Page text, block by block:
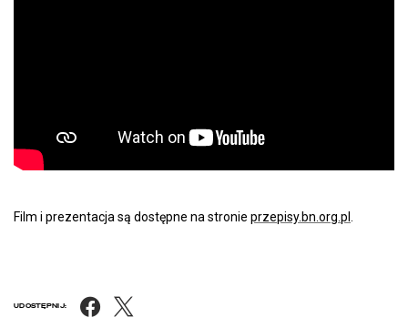
Film i prezentacja są dostępne na stronie przepisy.bn.org.pl
UDOSTĘPNIJ: Facebook